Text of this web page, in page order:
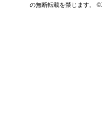
の無断転載を禁じます。